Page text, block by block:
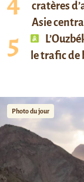
cratères
Asie
le trafic de
Photo du jour